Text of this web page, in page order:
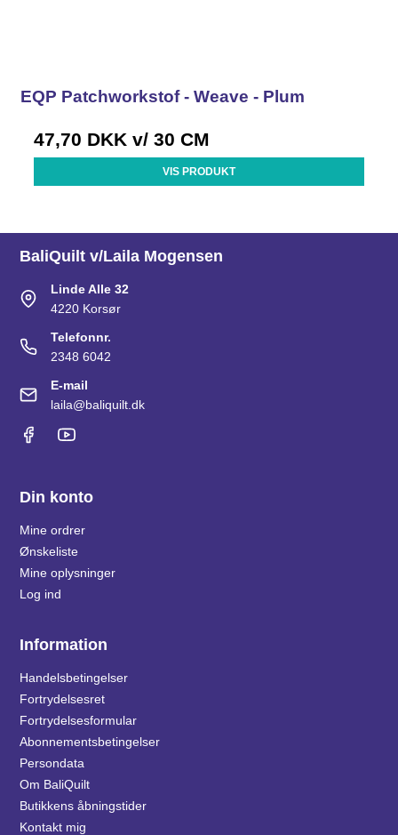
EQP Patchworkstof - Weave - Plum
47,70 DKK v/ 30 CM
VIS PRODUKT
BaliQuilt v/Laila Mogensen
Linde Alle 32
4220 Korsør
Telefonnr.
2348 6042
E-mail
laila@baliquilt.dk
Din konto
Mine ordrer
Ønskeliste
Mine oplysninger
Log ind
Information
Handelsbetingelser
Fortrydelsesret
Fortrydelsesformular
Abonnementsbetingelser
Persondata
Om BaliQuilt
Butikkens åbningstider
Kontakt mig